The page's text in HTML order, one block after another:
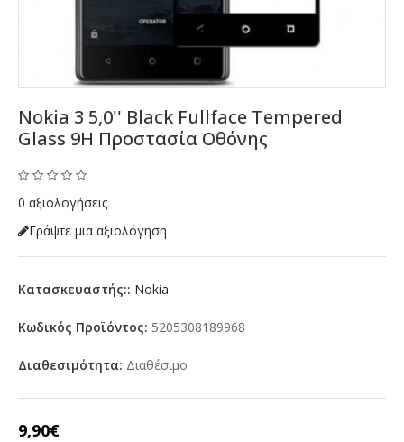
Nokia 3 5,0'' Black Fullface Tempered
Glass 9H Προστασία Οθόνης
0 αξιολογήσεις
Γράψτε μια αξιολόγηση
Κατασκευαστής:: Nokia
Κωδικός Προϊόντος: 5205308189968
Διαθεσιμότητα: Διαθέσιμο
9,90€